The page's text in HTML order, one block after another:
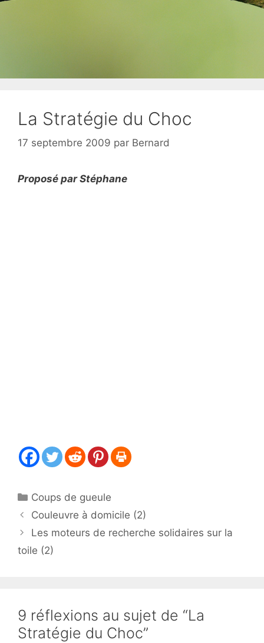
La Stratégie du Choc
17 septembre 2009 par Bernard
Proposé par Stéphane
Catégories
Coups de gueule
Couleuvre à domicile (2)
Les moteurs de recherche solidaires sur la
toile (2)
9 réflexions au sujet de “La
Stratégie du Choc”